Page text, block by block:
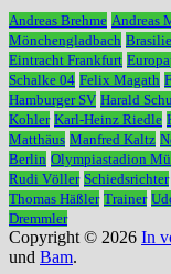
Andreas Brehme Andreas
Mönchengladbach
Eintracht Frankfurt
Schalke 04 Felix Magath
Hamburger SV Harald
Kohler Karl-Heinz Riedle
Matthäus Manfred Kaltz
Berlin Olympiastadion
Rudi Völler Schiedsrichter
Thomas Häßler Trainer
Dremmler
Copyright © 2026 In
und Bam.